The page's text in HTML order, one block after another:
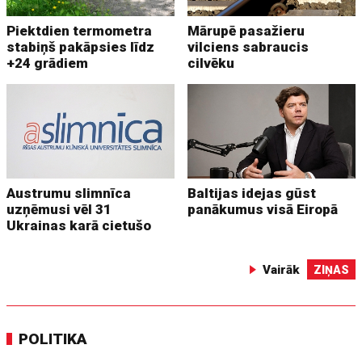
Piektdien termometra
stabiņš pakāpsies līdz
+24 grādiem
Mārupē pasažieru
vilciens sabraucis
cilvēku
Austrumu slimnīca
uzņēmusi vēl 31
Ukrainas karā cietušo
Baltijas idejas gūst
panākumus visā Eiropā
Vairāk ZIŅAS
POLITIKA